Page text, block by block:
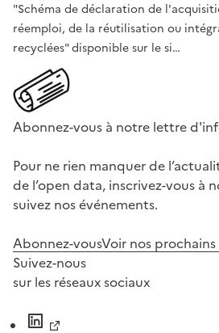
"Schéma de déclaration de
réemploi, de la réutilisation ou
recyclées" disponible sur le si…
Abonnez-vous à notre lettre
Pour ne rien manquer de
de l’open data, inscrivez-vous à
suivez nos événements.
Abonnez-vousVoir nos
Suivez-nous
sur les réseaux sociaux